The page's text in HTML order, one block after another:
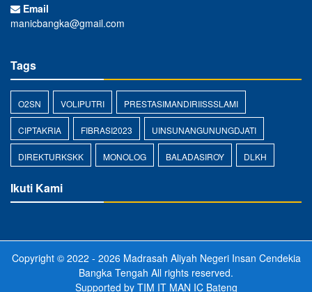
Email
manicbangka@gmail.com
Tags
O2SN VOLIPUTRI PRESTASIMANDIRIISSSLAMI
CIPTAKRIA FIBRASI2023 UINSUNANGUNUNGDJATI
DIREKTURKSKK MONOLOG BALADASIROY DLKH
Ikuti Kami
Copyright © 2022 - 2026 Madrasah Aliyah Negeri Insan Cendekia
Bangka Tengah All rights reserved.
Supported by TIM IT MAN IC Bateng